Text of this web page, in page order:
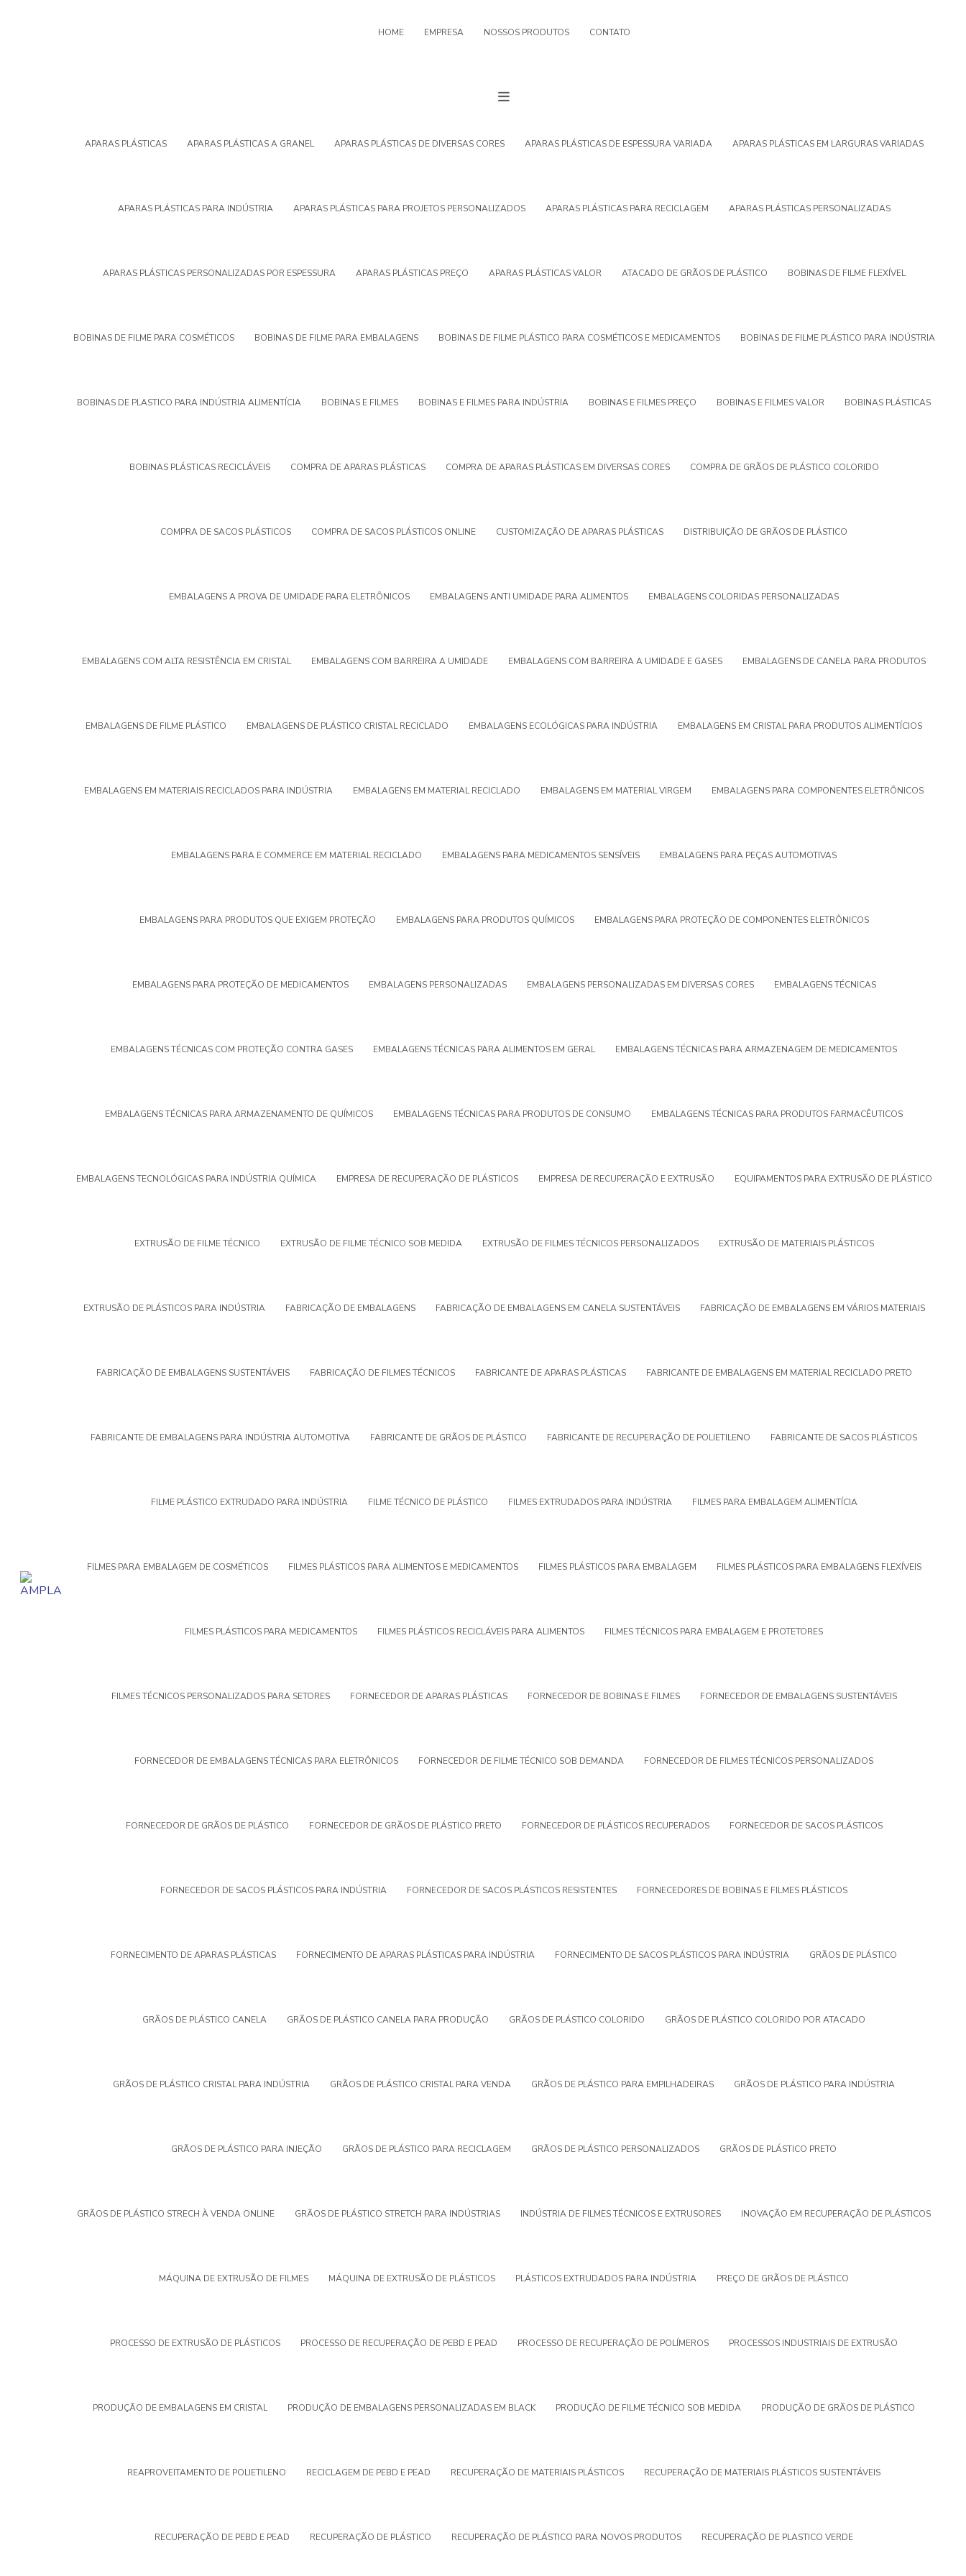
HOME EMPRESA NOSSOS PRODUTOS CONTATO
APARAS PLÁSTICAS APARAS PLÁSTICAS A GRANEL APARAS PLÁSTICAS DE DIVERSAS CORES APARAS PLÁSTICAS DE ESPESSURA VARIADA APARAS PLÁSTICAS EM LARGURAS VARIADAS
APARAS PLÁSTICAS PARA INDÚSTRIA APARAS PLÁSTICAS PARA PROJETOS PERSONALIZADOS APARAS PLÁSTICAS PARA RECICLAGEM APARAS PLÁSTICAS PERSONALIZADAS
APARAS PLÁSTICAS PERSONALIZADAS POR ESPESSURA APARAS PLÁSTICAS PREÇO APARAS PLÁSTICAS VALOR ATACADO DE GRÃOS DE PLÁSTICO BOBINAS DE FILME FLEXÍVEL
BOBINAS DE FILME PARA COSMÉTICOS BOBINAS DE FILME PARA EMBALAGENS BOBINAS DE FILME PLÁSTICO PARA COSMÉTICOS E MEDICAMENTOS BOBINAS DE FILME PLÁSTICO PARA INDÚSTRIA
BOBINAS DE PLASTICO PARA INDÚSTRIA ALIMENTÍCIA BOBINAS E FILMES BOBINAS E FILMES PARA INDÚSTRIA BOBINAS E FILMES PREÇO BOBINAS E FILMES VALOR BOBINAS PLÁSTICAS
BOBINAS PLÁSTICAS RECICLÁVEIS COMPRA DE APARAS PLÁSTICAS COMPRA DE APARAS PLÁSTICAS EM DIVERSAS CORES COMPRA DE GRÃOS DE PLÁSTICO COLORIDO
COMPRA DE SACOS PLÁSTICOS COMPRA DE SACOS PLÁSTICOS ONLINE CUSTOMIZAÇÃO DE APARAS PLÁSTICAS DISTRIBUIÇÃO DE GRÃOS DE PLÁSTICO
EMBALAGENS A PROVA DE UMIDADE PARA ELETRÔNICOS EMBALAGENS ANTI UMIDADE PARA ALIMENTOS EMBALAGENS COLORIDAS PERSONALIZADAS
EMBALAGENS COM ALTA RESISTÊNCIA EM CRISTAL EMBALAGENS COM BARREIRA A UMIDADE EMBALAGENS COM BARREIRA A UMIDADE E GASES EMBALAGENS DE CANELA PARA PRODUTOS
EMBALAGENS DE FILME PLÁSTICO EMBALAGENS DE PLÁSTICO CRISTAL RECICLADO EMBALAGENS ECOLÓGICAS PARA INDÚSTRIA EMBALAGENS EM CRISTAL PARA PRODUTOS ALIMENTÍCIOS
EMBALAGENS EM MATERIAIS RECICLADOS PARA INDÚSTRIA EMBALAGENS EM MATERIAL RECICLADO EMBALAGENS EM MATERIAL VIRGEM EMBALAGENS PARA COMPONENTES ELETRÔNICOS
EMBALAGENS PARA E COMMERCE EM MATERIAL RECICLADO EMBALAGENS PARA MEDICAMENTOS SENSÍVEIS EMBALAGENS PARA PEÇAS AUTOMOTIVAS
EMBALAGENS PARA PRODUTOS QUE EXIGEM PROTEÇÃO EMBALAGENS PARA PRODUTOS QUÍMICOS EMBALAGENS PARA PROTEÇÃO DE COMPONENTES ELETRÔNICOS
EMBALAGENS PARA PROTEÇÃO DE MEDICAMENTOS EMBALAGENS PERSONALIZADAS EMBALAGENS PERSONALIZADAS EM DIVERSAS CORES EMBALAGENS TÉCNICAS
EMBALAGENS TÉCNICAS COM PROTEÇÃO CONTRA GASES EMBALAGENS TÉCNICAS PARA ALIMENTOS EM GERAL EMBALAGENS TÉCNICAS PARA ARMAZENAGEM DE MEDICAMENTOS
EMBALAGENS TÉCNICAS PARA ARMAZENAMENTO DE QUÍMICOS EMBALAGENS TÉCNICAS PARA PRODUTOS DE CONSUMO EMBALAGENS TÉCNICAS PARA PRODUTOS FARMACÊUTICOS
EMBALAGENS TECNOLÓGICAS PARA INDÚSTRIA QUÍMICA EMPRESA DE RECUPERAÇÃO DE PLÁSTICOS EMPRESA DE RECUPERAÇÃO E EXTRUSÃO EQUIPAMENTOS PARA EXTRUSÃO DE PLÁSTICO
EXTRUSÃO DE FILME TÉCNICO EXTRUSÃO DE FILME TÉCNICO SOB MEDIDA EXTRUSÃO DE FILMES TÉCNICOS PERSONALIZADOS EXTRUSÃO DE MATERIAIS PLÁSTICOS
EXTRUSÃO DE PLÁSTICOS PARA INDÚSTRIA FABRICAÇÃO DE EMBALAGENS FABRICAÇÃO DE EMBALAGENS EM CANELA SUSTENTÁVEIS FABRICAÇÃO DE EMBALAGENS EM VÁRIOS MATERIAIS
FABRICAÇÃO DE EMBALAGENS SUSTENTÁVEIS FABRICAÇÃO DE FILMES TÉCNICOS FABRICANTE DE APARAS PLÁSTICAS FABRICANTE DE EMBALAGENS EM MATERIAL RECICLADO PRETO
FABRICANTE DE EMBALAGENS PARA INDÚSTRIA AUTOMOTIVA FABRICANTE DE GRÃOS DE PLÁSTICO FABRICANTE DE RECUPERAÇÃO DE POLIETILENO FABRICANTE DE SACOS PLÁSTICOS
FILME PLÁSTICO EXTRUDADO PARA INDÚSTRIA FILME TÉCNICO DE PLÁSTICO FILMES EXTRUDADOS PARA INDÚSTRIA FILMES PARA EMBALAGEM ALIMENTÍCIA
FILMES PARA EMBALAGEM DE COSMÉTICOS FILMES PLÁSTICOS PARA ALIMENTOS E MEDICAMENTOS FILMES PLÁSTICOS PARA EMBALAGEM FILMES PLÁSTICOS PARA EMBALAGENS FLEXÍVEIS
FILMES PLÁSTICOS PARA MEDICAMENTOS FILMES PLÁSTICOS RECICLÁVEIS PARA ALIMENTOS FILMES TÉCNICOS PARA EMBALAGEM E PROTETORES
FILMES TÉCNICOS PERSONALIZADOS PARA SETORES FORNECEDOR DE APARAS PLÁSTICAS FORNECEDOR DE BOBINAS E FILMES FORNECEDOR DE EMBALAGENS SUSTENTÁVEIS
FORNECEDOR DE EMBALAGENS TÉCNICAS PARA ELETRÔNICOS FORNECEDOR DE FILME TÉCNICO SOB DEMANDA FORNECEDOR DE FILMES TÉCNICOS PERSONALIZADOS
FORNECEDOR DE GRÃOS DE PLÁSTICO FORNECEDOR DE GRÃOS DE PLÁSTICO PRETO FORNECEDOR DE PLÁSTICOS RECUPERADOS FORNECEDOR DE SACOS PLÁSTICOS
FORNECEDOR DE SACOS PLÁSTICOS PARA INDÚSTRIA FORNECEDOR DE SACOS PLÁSTICOS RESISTENTES FORNECEDORES DE BOBINAS E FILMES PLÁSTICOS
FORNECIMENTO DE APARAS PLÁSTICAS FORNECIMENTO DE APARAS PLÁSTICAS PARA INDÚSTRIA FORNECIMENTO DE SACOS PLÁSTICOS PARA INDÚSTRIA GRÃOS DE PLÁSTICO
GRÃOS DE PLÁSTICO CANELA GRÃOS DE PLÁSTICO CANELA PARA PRODUÇÃO GRÃOS DE PLÁSTICO COLORIDO GRÃOS DE PLÁSTICO COLORIDO POR ATACADO
GRÃOS DE PLÁSTICO CRISTAL PARA INDÚSTRIA GRÃOS DE PLÁSTICO CRISTAL PARA VENDA GRÃOS DE PLÁSTICO PARA EMPILHADEIRAS GRÃOS DE PLÁSTICO PARA INDÚSTRIA
GRÃOS DE PLÁSTICO PARA INJEÇÃO GRÃOS DE PLÁSTICO PARA RECICLAGEM GRÃOS DE PLÁSTICO PERSONALIZADOS GRÃOS DE PLÁSTICO PRETO
GRÃOS DE PLÁSTICO STRECH À VENDA ONLINE GRÃOS DE PLÁSTICO STRETCH PARA INDÚSTRIAS INDÚSTRIA DE FILMES TÉCNICOS E EXTRUSORES INOVAÇÃO EM RECUPERAÇÃO DE PLÁSTICOS
MÁQUINA DE EXTRUSÃO DE FILMES MÁQUINA DE EXTRUSÃO DE PLÁSTICOS PLÁSTICOS EXTRUDADOS PARA INDÚSTRIA PREÇO DE GRÃOS DE PLÁSTICO
PROCESSO DE EXTRUSÃO DE PLÁSTICOS PROCESSO DE RECUPERAÇÃO DE PEBD E PEAD PROCESSO DE RECUPERAÇÃO DE POLÍMEROS PROCESSOS INDUSTRIAIS DE EXTRUSÃO
PRODUÇÃO DE EMBALAGENS EM CRISTAL PRODUÇÃO DE EMBALAGENS PERSONALIZADAS EM BLACK PRODUÇÃO DE FILME TÉCNICO SOB MEDIDA PRODUÇÃO DE GRÃOS DE PLÁSTICO
REAPROVEITAMENTO DE POLIETILENO RECICLAGEM DE PEBD E PEAD RECUPERAÇÃO DE MATERIAIS PLÁSTICOS RECUPERAÇÃO DE MATERIAIS PLÁSTICOS SUSTENTÁVEIS
RECUPERAÇÃO DE PEBD E PEAD RECUPERAÇÃO DE PLÁSTICO RECUPERAÇÃO DE PLÁSTICO PARA NOVOS PRODUTOS RECUPERAÇÃO DE PLASTICO VERDE